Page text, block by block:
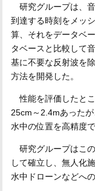
研究グループは、
到達する時刻をメッ
算、それをデータベ
タベースと比較して
基に不要な反射波を
方法を開発した。
性能を評価したと
25cm～2.4mあったが
水中の位置を高精度
研究グループはこ
して確立し、無人化
水中ドローンなどへ